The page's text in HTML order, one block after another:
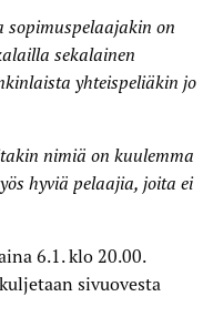
on
sekalainen
yhteispeliäkin jo
nimiä on kuulemma
hyviä pelaajia, joita ei
6.1. klo 20.00.
sivuovesta